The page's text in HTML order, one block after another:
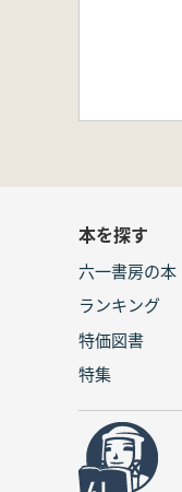
本を探す
六一書房の本
ランキング
特価図書
特集